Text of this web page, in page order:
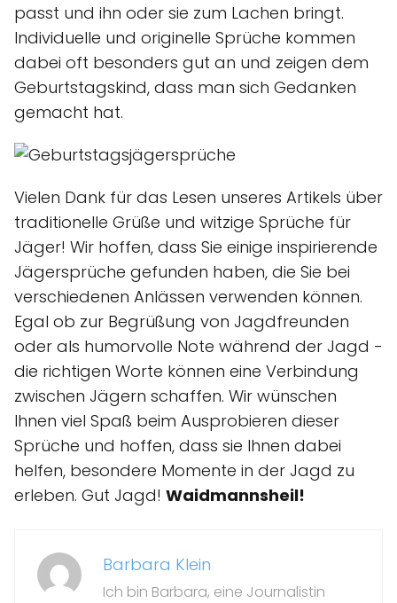
passt und ihn oder sie zum Lachen bringt.
Individuelle und originelle Sprüche kommen
dabei oft besonders gut an und zeigen dem
Geburtstagskind, dass man sich Gedanken
gemacht hat.
Vielen Dank für das Lesen unseres Artikels über
traditionelle Grüße und witzige Sprüche für
Jäger! Wir hoffen, dass Sie einige inspirierende
Jägersprüche gefunden haben, die Sie bei
verschiedenen Anlässen verwenden können.
Egal ob zur Begrüßung von Jagdfreunden
oder als humorvolle Note während der Jagd -
die richtigen Worte können eine Verbindung
zwischen Jägern schaffen. Wir wünschen
Ihnen viel Spaß beim Ausprobieren dieser
Sprüche und hoffen, dass sie Ihnen dabei
helfen, besondere Momente in der Jagd zu
erleben. Gut Jagd! Waidmannsheil!
Barbara Klein
Ich bin Barbara, eine Journalistin